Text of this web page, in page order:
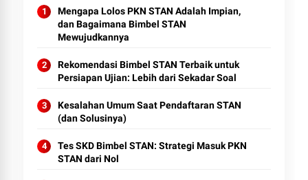
Mengapa Lolos PKN STAN Adalah Impian,
dan Bagaimana Bimbel STAN
Mewujudkannya
Rekomendasi Bimbel STAN Terbaik untuk
Persiapan Ujian: Lebih dari Sekadar Soal
Kesalahan Umum Saat Pendaftaran STAN
(dan Solusinya)
Tes SKD Bimbel STAN: Strategi Masuk PKN
STAN dari Nol